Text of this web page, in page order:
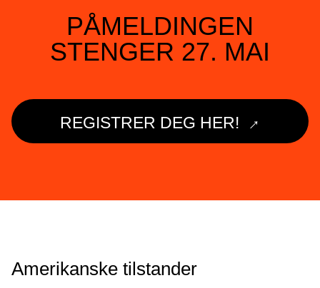
PÅMELDINGEN
STENGER 27. MAI
REGISTRER DEG HER! →
Amerikanske tilstander